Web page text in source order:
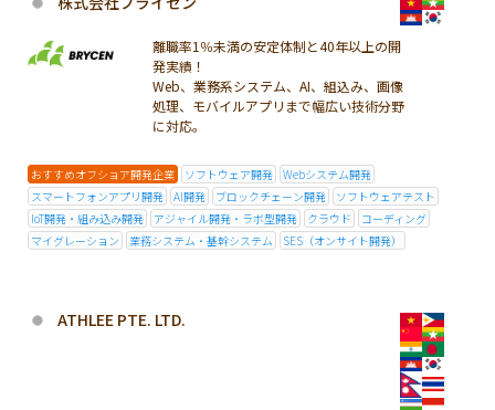
離職率1％未満の安定体制と40年以上の開
発実績！
Web、業務系システム、AI、組込み、画像
処理、モバイルアプリまで幅広い技術分野
に対応。
おすすめオフショア開発企業 ソフトウェア開発 Webシステム開発
スマートフォンアプリ開発 AI開発 ブロックチェーン開発
ソフトウェアテスト
IoT開発・組み込み開発
アジャイル開発・ラボ型開発 クラウド
コーディング
マイグレーション
業務システム・基幹システム SES（オンサイト開発）
ATHLEE PTE. LTD.